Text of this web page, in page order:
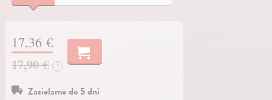
17,36 €
17,90 €
?
Zasielame do 5 dní